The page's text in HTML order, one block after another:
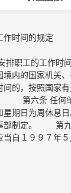
作时间的规定
排职工的工作
境内的国家机
间的，按照国家
第六条 任何单
星期日为周休
部制定。 第九
自１９９７年５